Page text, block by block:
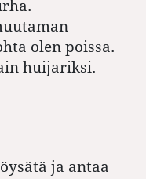
olen poissa.
huijariksi.
ja antaa